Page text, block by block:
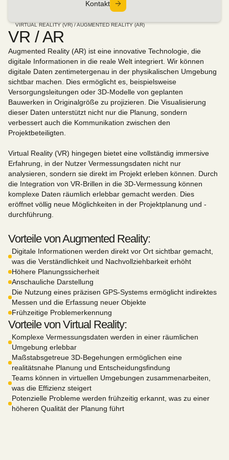
Kontakt
VIRTUAL REALITY (VR) / AUGMENTED REALITY (AR)
VR / AR
Augmented Reality (AR) ist eine innovative Technologie, die
digitale Informationen in die reale Welt integriert. Wir können
digitale Daten zentimetergenau in der physikalischen Umgebung
sichtbar machen. Dies ermöglicht es, beispielsweise
Versorgungsleitungen oder 3D-Modelle von geplanten
Bauwerken in Originalgröße zu projizieren. Die Visualisierung
dieser Daten unterstützt nicht nur die Planung, sondern
verbessert auch die Kommunikation zwischen den
Projektbeteiligten.
Virtual Reality (VR) hingegen bietet eine vollständig immersive
Erfahrung, in der Nutzer Vermessungsdaten nicht nur
analysieren, sondern sie direkt im Projekt erleben können. Durch
die Integration von VR-Brillen in die 3D-Vermessung können
komplexe Daten räumlich erlebbar gemacht werden. Dies
eröffnet völlig neue Möglichkeiten in der Projektplanung und -
durchführung.
Vorteile von Augmented Reality:
Digitale Informationen werden direkt vor Ort sichtbar gemacht,
was die Verständlichkeit und Nachvollziehbarkeit erhöht
Höhere Planungssicherheit
Anschauliche Darstellung
Die Nutzung eines präzisen GPS-Systems ermöglicht indirektes
Messen und die Erfassung neuer Objekte
Frühzeitige Problemerkennung
Vorteile von Virtual Reality:
Komplexe Vermessungsdaten werden in einer räumlichen
Umgebung erlebbar
Maßstabsgetreue 3D-Begehungen ermöglichen eine
realitätsnahe Planung und Entscheidungsfindung
Teams können in virtuellen Umgebungen zusammenarbeiten,
was die Effizienz steigert
Potenzielle Probleme werden frühzeitig erkannt, was zu einer
höheren Qualität der Planung führt